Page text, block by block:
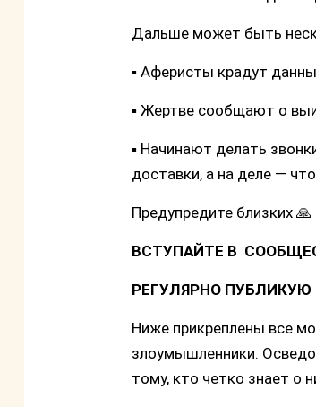
Дальше может быть
▪️ Аферисты крадут
▪️ Жертве сообщают о
▪️ Начинают делать
доставки, а на деле —
Предупредите близких 🙏
ВСТУПАЙТЕ В
РЕГУЛЯРНО
Ниже прикреплены все
злоумышленники.
тому, кто четко знает о